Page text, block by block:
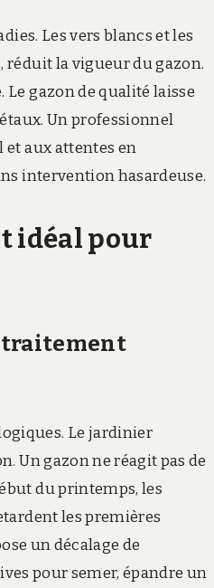
Les vers blancs et les
réduit la vigueur du gazon.
gazon de qualité laisse
Un professionnel
aux attentes en
intervention hasardeuse.
idéal pour
traitement
Le jardinier
Un gazon ne réagit pas de
du printemps, les
les premières
un décalage de
pour semer, épandre un